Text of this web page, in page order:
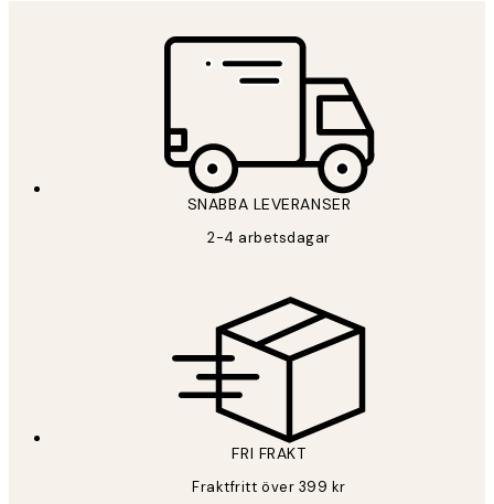
SNABBA LEVERANSER
2-4 arbetsdagar
FRI FRAKT
Fraktfritt över 399 kr